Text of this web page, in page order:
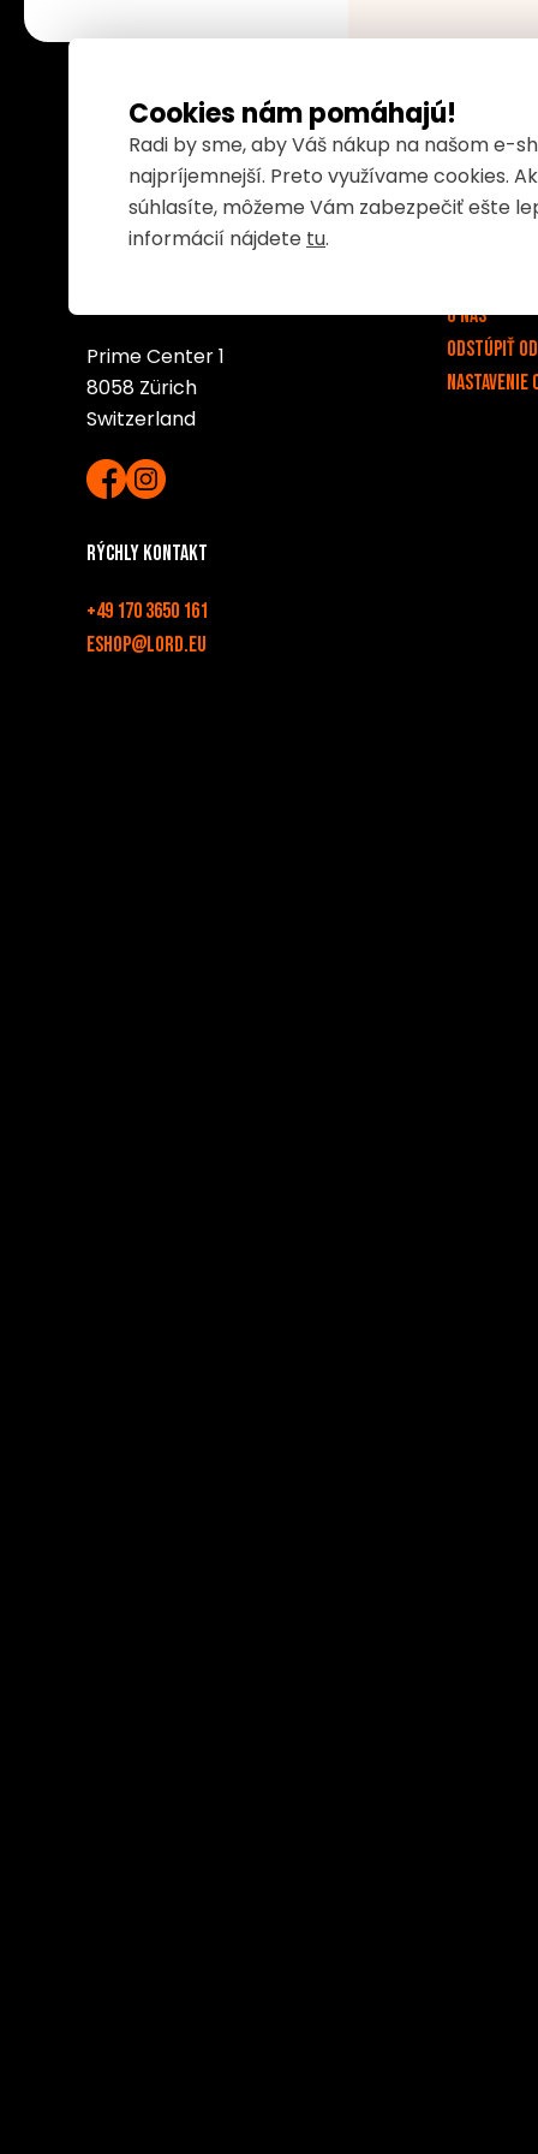
Prime Center 1
8058 Zürich
Switzerland
Rýchly kontakt
+49 170 3650 161
eshop@lord.eu
Dôležité
O nás
Odstúpiť
Nastavenie
Cookies nám pomáhajú!
Radi by sme, aby Váš nákup na našom e-
najpríjemnejší. Preto využívame cookies.
súhlasíte, môžeme Vám zabezpečiť ešte
informácií nájdete tu.